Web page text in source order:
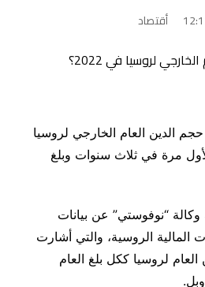
أقتصاد
الدين العام الخارجي لروسيا
في العام 2022 لأول مرة في ثلاث سنوات وبلغ
“نوفوستي” عن بيانات
الروسية، والتي أشارت
لروسيا ككل بلغ العام